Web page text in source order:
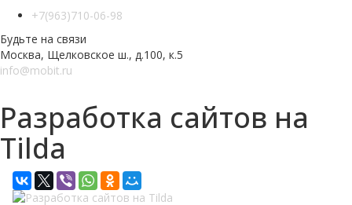
+7(963)710-06-98
Будьте на связи
Москва, Щелковское ш., д.100, к.5
info@mobit.ru
Разработка сайтов на
Tilda